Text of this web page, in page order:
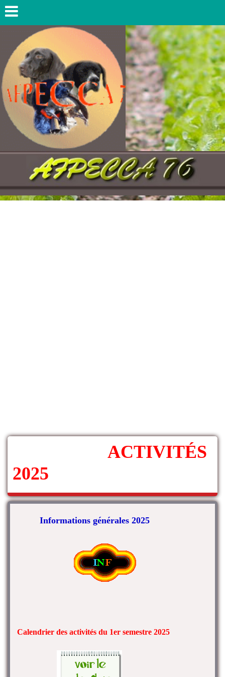
ACTIVITÉS
2025
Informations générales 2025
Calendrier des activités du 1er semestre 2025